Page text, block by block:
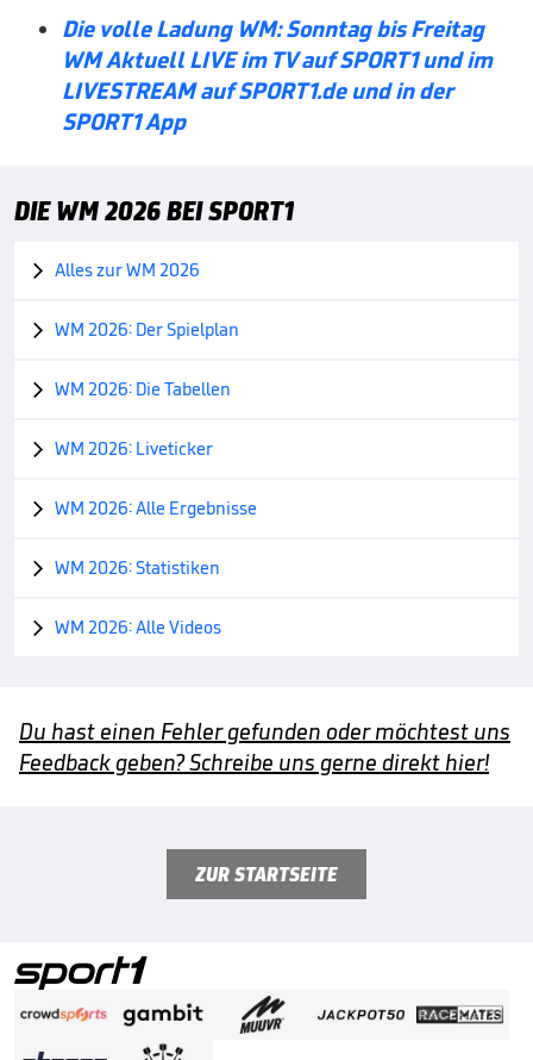
Die volle Ladung WM: Sonntag bis Freitag
WM Aktuell LIVE im TV auf SPORT1 und im
LIVESTREAM auf SPORT1.de und in der
SPORT1 App
DIE WM 2026 BEI SPORT1
 Alles zur WM 2026
 WM 2026: Der Spielplan
 WM 2026: Die Tabellen
 WM 2026: Liveticker
 WM 2026: Alle Ergebnisse
 WM 2026: Statistiken
 WM 2026: Alle Videos
Du hast einen Fehler gefunden oder möchtest uns
Feedback geben? Schreibe uns gerne direkt hier!
ZUR STARTSEITE